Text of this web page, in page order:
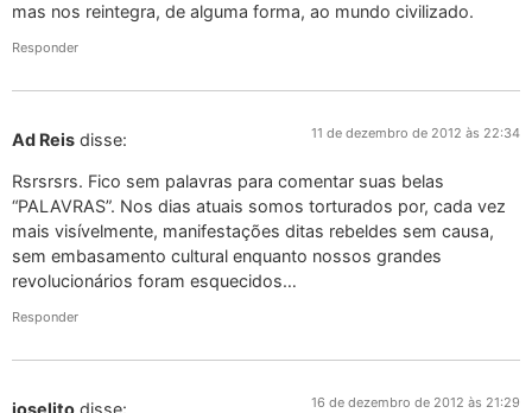
mas nos reintegra, de alguma forma, ao mundo civilizado.
Responder
Ad Reis disse: 11 de dezembro de 2012 às 22:34
Rsrsrsrs. Fico sem palavras para comentar suas belas
“PALAVRAS”. Nos dias atuais somos torturados por, cada vez
mais visívelmente, manifestações ditas rebeldes sem causa,
sem embasamento cultural enquanto nossos grandes
revolucionários foram esquecidos…
Responder
joselito disse: 16 de dezembro de 2012 às 21:29